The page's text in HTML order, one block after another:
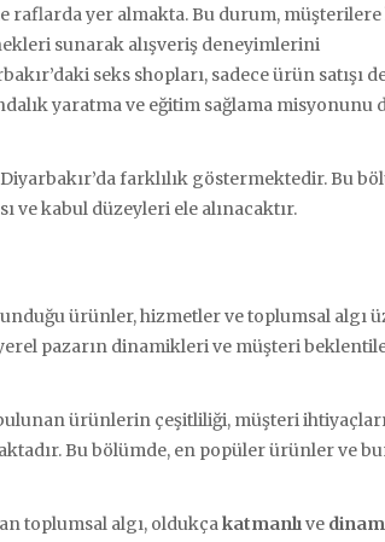
raflarda yer almakta. Bu durum, müşterilere
sunarak alışveriş deneyimlerini
seks shopları, sadece ürün satışı
yaratma ve eğitim sağlama misyonunu
farklılık göstermektedir. Bu
ve kabul düzeyleri ele alınacaktır.
ürünler, hizmetler ve toplumsal algı
pazarın dinamikleri ve müşteri
ürünlerin çeşitliliği, müşteri
Bu bölümde, en popüler ürünler ve
toplumsal algı, oldukçakatmanlıve